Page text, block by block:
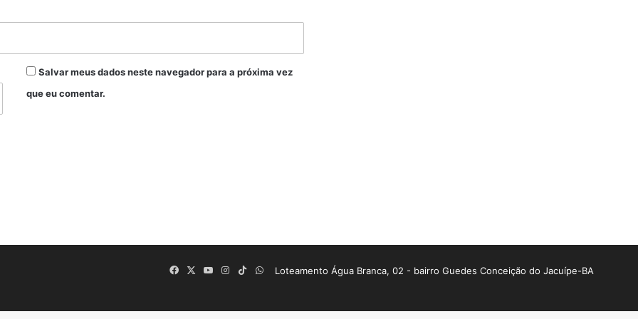
Salvar meus dados neste navegador para a próxima vez
que eu comentar.
Loteamento Água Branca, 02 - bairro Guedes Conceição do Jacuípe-BA
Facebook
X YouTubeInstagram
TikTokWhatsApp